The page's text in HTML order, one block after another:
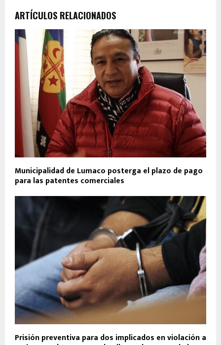
ARTÍCULOS RELACIONADOS
Municipalidad de Lumaco posterga el plazo de pago
para las patentes comerciales
Prisión preventiva para dos implicados en violación a